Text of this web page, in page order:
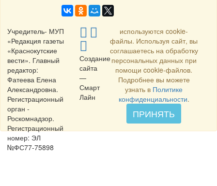
Учредитель- МУП
«Редакция газеты
«Краснокутские
вести». Главный
редактор:
Фатеева Елена
Александровна.
Регистрационный
орган -
Роскомнадзор.
Регистрационный
номер: ЭЛ
№ФС77-75898
Создание
сайта
—
Смарт
Лайн
используются cookie-
файлы. Используя сайт, вы
соглашаетесь на обработку
персональных данных при
помощи cookie-файлов.
Подробнее вы можете
узнать в Политике
конфиденциальности.
ПРИНЯТЬ